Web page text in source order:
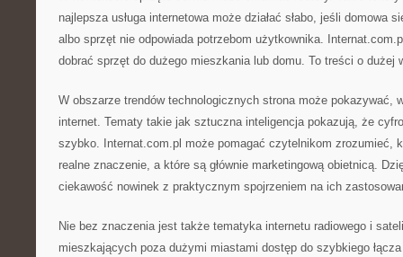
najlepsza usługa internetowa może działać słabo, jeśli domowa
albo sprzęt nie odpowiada potrzebom użytkownika.
dobrać sprzęt do dużego mieszkania lub domu. To treści o dużej
W obszarze trendów technologicznych strona może pokazywać,
internet. Tematy takie jak sztuczna inteligencja pokazują, że
szybko. Internat.com.pl może pomagać czytelnikom zrozumieć,
realne znaczenie, a które są głównie marketingową obietnicą.
ciekawość nowinek z praktycznym spojrzeniem na ich
Nie bez znaczenia jest także tematyka internetu radiowego i
mieszkających poza dużymi miastami dostęp do szybkiego